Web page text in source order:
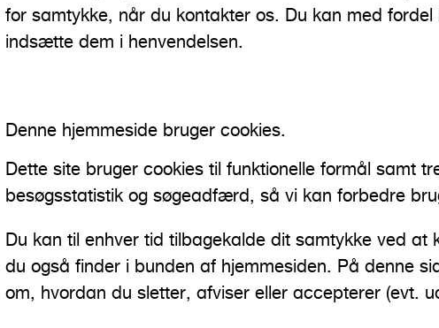
for samtykke, når du kontakter os. Du kan med
indsætte dem i henvendelsen.
Denne hjemmeside bruger cookies.
Dette site bruger cookies til funktionelle formål samt
besøgsstatistik og søgeadfærd, så vi kan forbedre
Du kan til enhver tid tilbagekalde dit samtykke ved at
du også finder i bunden af hjemmesiden. På denne
om, hvordan du sletter, afviser eller accepterer (evt.